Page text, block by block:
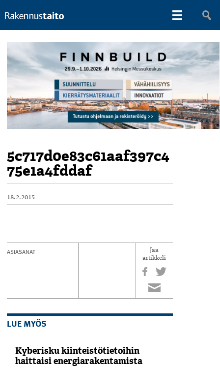
5c717d0e83c61aaf397c4
75e1a4fddaf
18.2.2015
ASIASANAT
Jaa
artikkeli
LUE MYÖS
Kyberisku kiinteistötietoihin
haittaisi energiarakentamista